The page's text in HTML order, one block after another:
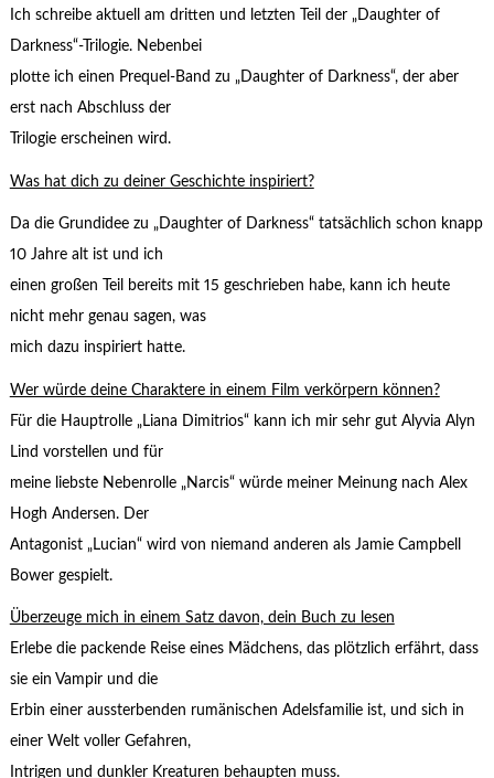
Ich schreibe aktuell am dritten und letzten Teil der „Daughter of
Darkness“-Trilogie. Nebenbei
plotte ich einen Prequel-Band zu „Daughter of Darkness“, der aber
erst nach Abschluss der
Trilogie erscheinen wird.
Was hat dich zu deiner Geschichte inspiriert?
Da die Grundidee zu „Daughter of Darkness“ tatsächlich schon knapp
10 Jahre alt ist und ich
einen großen Teil bereits mit 15 geschrieben habe, kann ich heute
nicht mehr genau sagen, was
mich dazu inspiriert hatte.
Wer würde deine Charaktere in einem Film verkörpern können?
Für die Hauptrolle „Liana Dimitrios“ kann ich mir sehr gut Alyvia Alyn
Lind vorstellen und für
meine liebste Nebenrolle „Narcis“ würde meiner Meinung nach Alex
Hogh Andersen. Der
Antagonist „Lucian“ wird von niemand anderen als Jamie Campbell
Bower gespielt.
Überzeuge mich in einem Satz davon, dein Buch zu lesen
Erlebe die packende Reise eines Mädchens, das plötzlich erfährt, dass
sie ein Vampir und die
Erbin einer aussterbenden rumänischen Adelsfamilie ist, und sich in
einer Welt voller Gefahren,
Intrigen und dunkler Kreaturen behaupten muss.